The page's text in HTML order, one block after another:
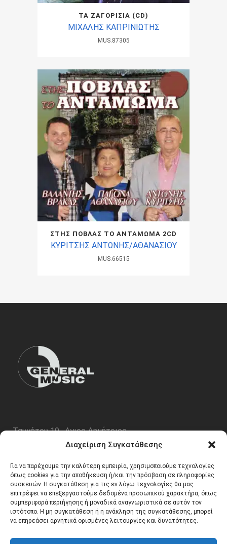
Διαχείριση Συγκατάθεσης
Για να παρέχουμε την καλύτερη εμπειρία, χρησιμοποιούμε τεχνολογίες
όπως cookies για την αποθήκευση ή/και την πρόσβαση σε πληροφορίες
συσκευών. Η συγκατάθεση για τις εν λόγω τεχνολογίες θα μας
επιτρέψει να επεξεργαστούμε δεδομένα προσωπικού χαρακτήρα, όπως
συμπεριφορά περιήγησης ή μοναδικά αναγνωριστικά σε αυτόν τον
ιστότοπο. Η μη συγκατάθεση ή η ανάκληση της συγκατάθεσης, μπορεί
να επηρεάσει αρνητικά ορισμένες λειτουργίες και δυνατότητες.
ΤΑ ΖΑΓΟΡΙΣΙΑ (CD)
ΜΙΧΑΛΗΣ ΚΑΠΡΙΝΙΩΤΗΣ
MUS.87305
ΣΤΗΣ ΠΟΒΛΑΣ ΤΟ ΑΝΤΑΜΩΜΑ 2CD
ΚΥΡΙΤΣΗΣ ΑΝΤΩΝΗΣ/ΑΘΑΝΑΣΙΟΥ
MUS.66515
Ταυγέτου 19 , Αγιος Δημήτριος
email:info@generalmusic.gr
Ωρες Λειτουργίας:
Δευτέρα – Παρασκευή 10:00 – 17:00